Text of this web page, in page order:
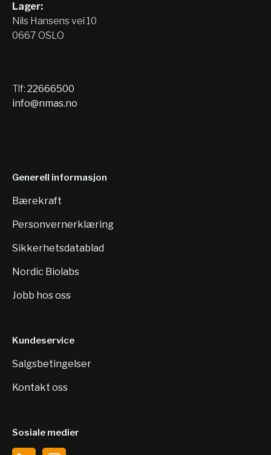
Lager:
Nils Hansens vei 10
0667 OSLO
Tlf: 22666500
info@nmas.no
Generell informasjon
Bærekraft
Personvernerklæring
Sikkerhetsdatablad
Nordic Biolabs
Jobb hos oss
Kundeservice
Salgsbetingelser
Kontakt oss
Sosiale medier